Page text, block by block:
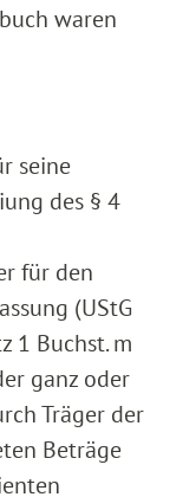
waren
seine
des § 4
für den
(UStG
1 Buchst. m
ganz oder
Träger der
Beträge